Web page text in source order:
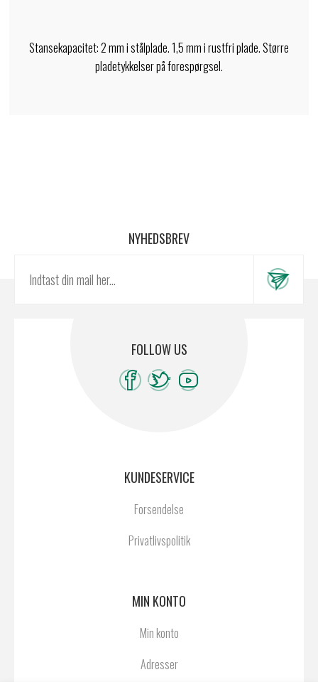
Stansekapacitet: 2 mm i stålplade. 1,5 mm i rustfri plade. Større
pladetykkelser på forespørgsel.
NYHEDSBREV
FOLLOW US
KUNDESERVICE
Forsendelse
Privatlivspolitik
MIN KONTO
Min konto
Adresser